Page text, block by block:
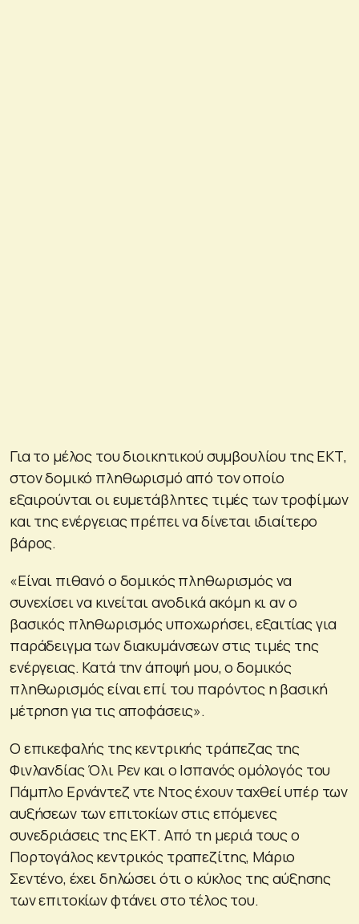
Για το μέλος του διοικητικού συμβουλίου της ΕΚΤ,
στον δομικό πληθωρισμό από τον οποίο
εξαιρούνται οι ευμετάβλητες τιμές των τροφίμων
και της ενέργειας πρέπει να δίνεται ιδιαίτερο
βάρος.
«Είναι πιθανό ο δομικός πληθωρισμός να
συνεχίσει να κινείται ανοδικά ακόμη κι αν ο
βασικός πληθωρισμός υποχωρήσει, εξαιτίας για
παράδειγμα των διακυμάνσεων στις τιμές της
ενέργειας. Κατά την άποψή μου, ο δομικός
πληθωρισμός είναι επί του παρόντος η βασική
μέτρηση για τις αποφάσεις».
Ο επικεφαλής της κεντρικής τράπεζας της
Φινλανδίας Όλι Ρεν και ο Ισπανός ομόλογός του
Πάμπλο Ερνάντεζ ντε Ντος έχουν ταχθεί υπέρ των
αυξήσεων των επιτοκίων στις επόμενες
συνεδριάσεις της ΕΚΤ. Από τη μεριά τους ο
Πορτογάλος κεντρικός τραπεζίτης, Μάριο
Σεντένο, έχει δηλώσει ότι ο κύκλος της αύξησης
των επιτοκίων φτάνει στο τέλος του.